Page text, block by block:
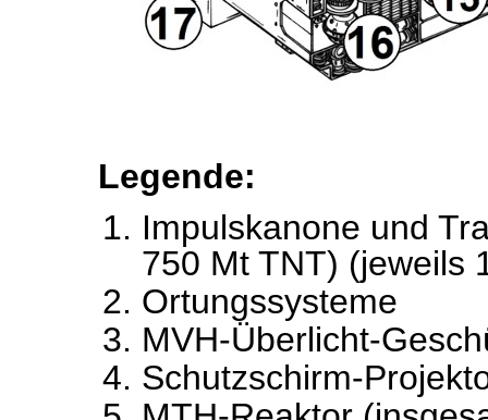
Legende:
Impulskanone und
750 Mt TNT) (jeweils
Ortungssysteme
MVH-Überlicht-
Schutzschirm-